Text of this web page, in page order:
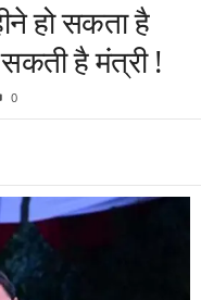
हो सकता है
है मंत्री !
0